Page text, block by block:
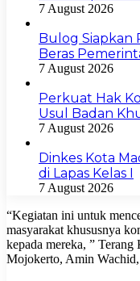
7 August 2026
Bulog Siapkan
Beras
7 August 2026
Perkuat Hak
Usul Badan
7 August 2026
Dinkes Kota
di Lapas Kelas I
7 August 2026
“Kegiatan ini untuk
masyarakat khususnya
kepada mereka, ”
Mojokerto, Amin Wachid,